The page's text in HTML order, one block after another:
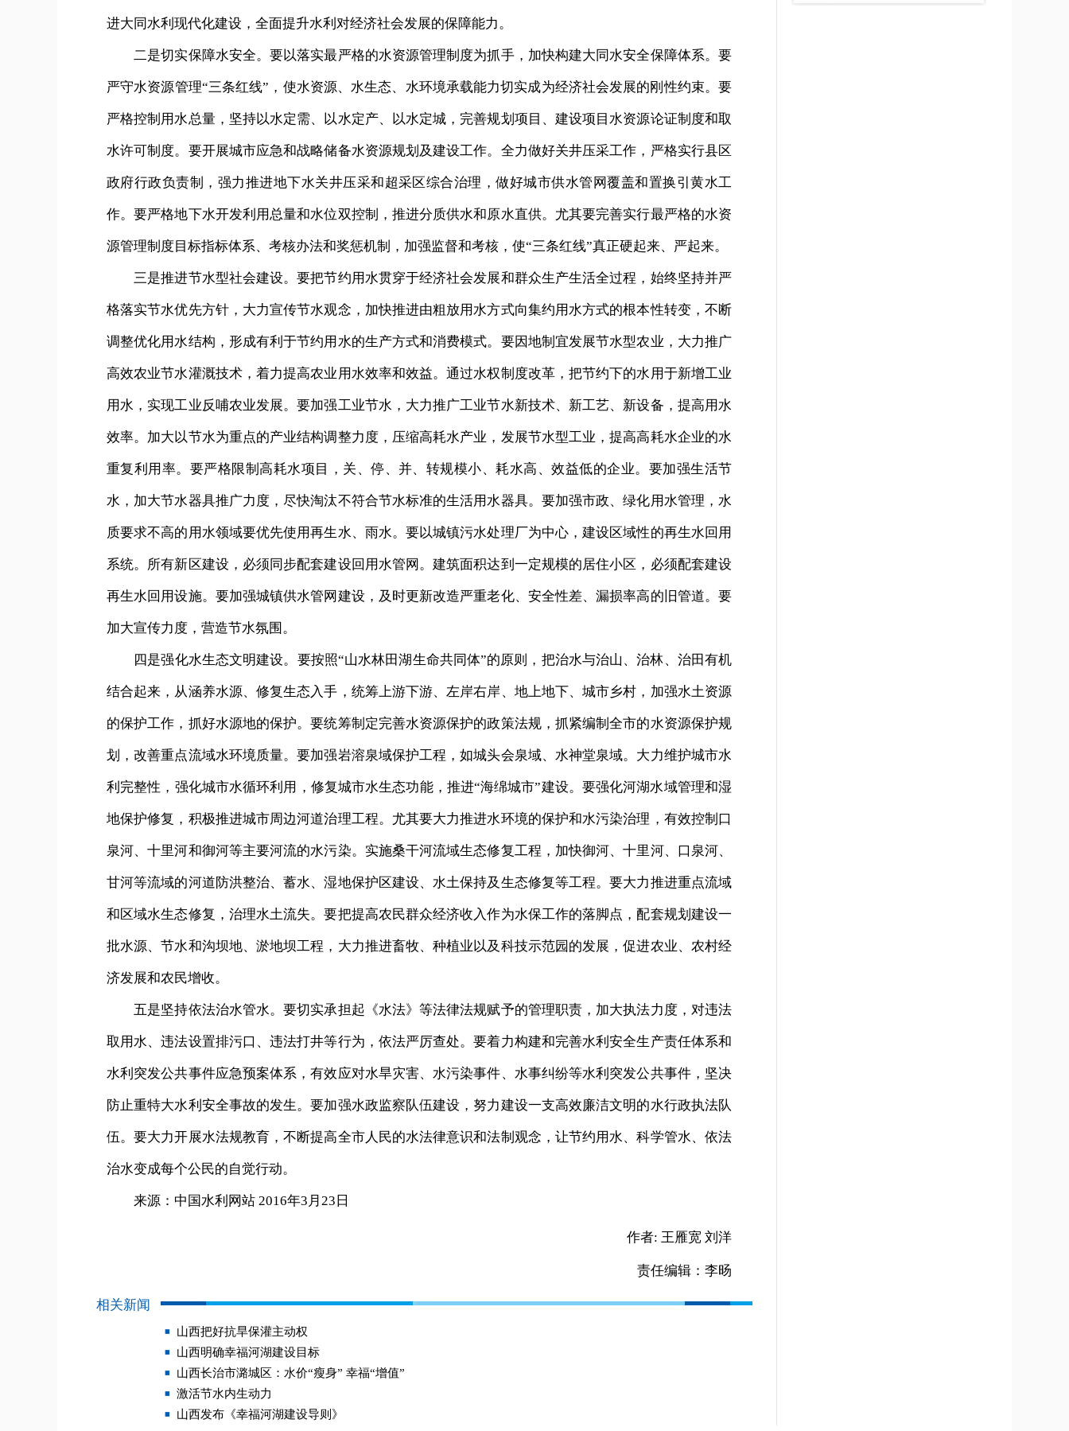
进大同水利现代化建设，全面提升水利对经济社会发展的保障能力。
二是切实保障水安全。要以落实最严格的水资源管理制度为抓手，加快构建大同水安全保障体系。要
严守水资源管理“三条红线”，使水资源、水生态、水环境承载能力切实成为经济社会发展的刚性约束。要
严格控制用水总量，坚持以水定需、以水定产、以水定城，完善规划项目、建设项目水资源论证制度和取
水许可制度。要开展城市应急和战略储备水资源规划及建设工作。全力做好关井压采工作，严格实行县区
政府行政负责制，强力推进地下水关井压采和超采区综合治理，做好城市供水管网覆盖和置换引黄水工
作。要严格地下水开发利用总量和水位双控制，推进分质供水和原水直供。尤其要完善实行最严格的水资
源管理制度目标指标体系、考核办法和奖惩机制，加强监督和考核，使“三条红线”真正硬起来、严起来。
三是推进节水型社会建设。要把节约用水贯穿于经济社会发展和群众生产生活全过程，始终坚持并严
格落实节水优先方针，大力宣传节水观念，加快推进由粗放用水方式向集约用水方式的根本性转变，不断
调整优化用水结构，形成有利于节约用水的生产方式和消费模式。要因地制宜发展节水型农业，大力推广
高效农业节水灌溉技术，着力提高农业用水效率和效益。通过水权制度改革，把节约下的水用于新增工业
用水，实现工业反哺农业发展。要加强工业节水，大力推广工业节水新技术、新工艺、新设备，提高用水
效率。加大以节水为重点的产业结构调整力度，压缩高耗水产业，发展节水型工业，提高高耗水企业的水
重复利用率。要严格限制高耗水项目，关、停、并、转规模小、耗水高、效益低的企业。要加强生活节
水，加大节水器具推广力度，尽快淘汰不符合节水标准的生活用水器具。要加强市政、绿化用水管理，水
质要求不高的用水领域要优先使用再生水、雨水。要以城镇污水处理厂为中心，建设区域性的再生水回用
系统。所有新区建设，必须同步配套建设回用水管网。建筑面积达到一定规模的居住小区，必须配套建设
再生水回用设施。要加强城镇供水管网建设，及时更新改造严重老化、安全性差、漏损率高的旧管道。要
加大宣传力度，营造节水氛围。
四是强化水生态文明建设。要按照“山水林田湖生命共同体”的原则，把治水与治山、治林、治田有机
结合起来，从涵养水源、修复生态入手，统筹上游下游、左岸右岸、地上地下、城市乡村，加强水土资源
的保护工作，抓好水源地的保护。要统筹制定完善水资源保护的政策法规，抓紧编制全市的水资源保护规
划，改善重点流域水环境质量。要加强岩溶泉域保护工程，如城头会泉域、水神堂泉域。大力维护城市水
利完整性，强化城市水循环利用，修复城市水生态功能，推进“海绵城市”建设。要强化河湖水域管理和湿
地保护修复，积极推进城市周边河道治理工程。尤其要大力推进水环境的保护和水污染治理，有效控制口
泉河、十里河和御河等主要河流的水污染。实施桑干河流域生态修复工程，加快御河、十里河、口泉河、
甘河等流域的河道防洪整治、蓄水、湿地保护区建设、水土保持及生态修复等工程。要大力推进重点流域
和区域水生态修复，治理水土流失。要把提高农民群众经济收入作为水保工作的落脚点，配套规划建设一
批水源、节水和沟坝地、淤地坝工程，大力推进畜牧、种植业以及科技示范园的发展，促进农业、农村经
济发展和农民增收。
五是坚持依法治水管水。要切实承担起《水法》等法律法规赋予的管理职责，加大执法力度，对违法
取用水、违法设置排污口、违法打井等行为，依法严厉查处。要着力构建和完善水利安全生产责任体系和
水利突发公共事件应急预案体系，有效应对水旱灾害、水污染事件、水事纠纷等水利突发公共事件，坚决
防止重特大水利安全事故的发生。要加强水政监察队伍建设，努力建设一支高效廉洁文明的水行政执法队
伍。要大力开展水法规教育，不断提高全市人民的水法律意识和法制观念，让节约用水、科学管水、依法
治水变成每个公民的自觉行动。
来源：中国水利网站 2016年3月23日
作者: 王雁宽 刘洋
责任编辑：李旸
相关新闻
山西把好抗旱保灌主动权
山西明确幸福河湖建设目标
山西长治市潞城区：水价“瘦身” 幸福“增值”
激活节水内生动力
山西发布《幸福河湖建设导则》